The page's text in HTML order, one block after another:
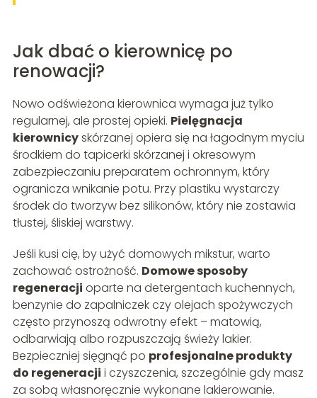
Jak dbać o kierownicę po
renowacji?
Nowo odświeżona kierownica wymaga już tylko
regularnej, ale prostej opieki. Pielęgnacja
kierownicyskórzanej opiera się na łagodnym myciu
środkiem do tapicerki skórzanej i okresowym
zabezpieczaniu preparatem ochronnym, który
ogranicza wnikanie potu. Przy plastiku wystarczy
środek do tworzyw bez silikonów, który nie zostawia
tłustej, śliskiej warstwy.
Jeśli kusi cię, by użyć domowych mikstur, warto
zachować ostrożność. Domowe sposoby
regeneracji oparte na detergentach kuchennych,
benzynie do zapalniczek czy olejach spożywczych
często przynoszą odwrotny efekt – matowią,
odbarwiają albo rozpuszczają świeży lakier.
Bezpieczniej sięgnąć po profesjonalne produkty
do regeneracji i czyszczenia, szczególnie gdy masz
za sobą własnoręcznie wykonane lakierowanie.